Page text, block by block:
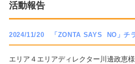
クラブ役員・例会
活動報告
2024/11/20 「ZONTA SAYS NO」チ
エリア４エリアディレクター川邊政恵